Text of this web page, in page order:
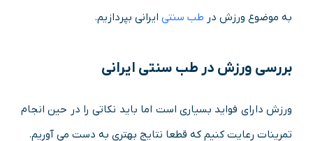
به موضوع ورزش در طب سنتی ایرانی بپردازیم.
بررسی ورزش در طب سنتی ایرانی
ورزش دارای فواید بسیاری است اما باید نکاتی را در حین انجام
تمرینات رعایت کنیم که قطعا نتایج بهتری به دست می آوریم.